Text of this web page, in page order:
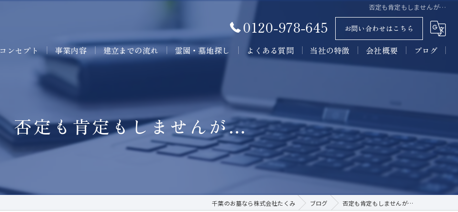
否定も肯定もしませんが…
0120-978-645 お問い合わせはこちら
コンセプト 事業内容 建立までの流れ 霊園・墓地探し よくある質問 当社の特徴
石材
墓所
施工
会社概要 ブログ
否定も肯定もしませんが…
千葉のお墓なら株式会社たくみ ブログ 否定も肯定もしませんが…